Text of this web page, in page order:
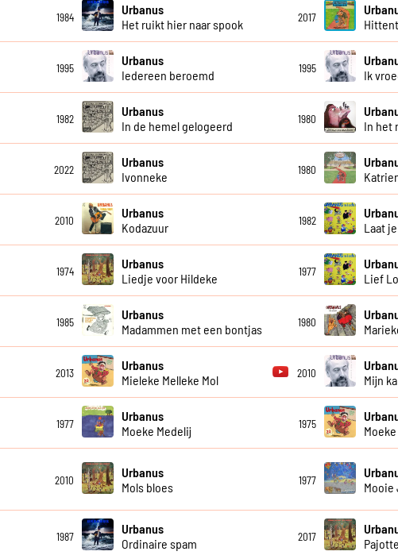
1984
Urbanus
Het ruikt hier naar spook
2017
1995
Urbanus
Iedereen beroemd
1995
Ik
1982
Urbanus
In de hemel gelogeerd
1980
In het
2022
Urbanus
Ivonneke
1980
2010
Urbanus
Kodazuur
1982
Laat
1974
Urbanus
Liedje voor Hildeke
1977
Lief
1985
Urbanus
Madammen met een bontjas
1980
2013
Urbanus
Mieleke Melleke Mol
2010
Mijn
1977
Urbanus
Moeke Medelij
1975
2010
Urbanus
Mols bloes
1977
Mooie
1987
Urbanus
Ordinaire spam
2017